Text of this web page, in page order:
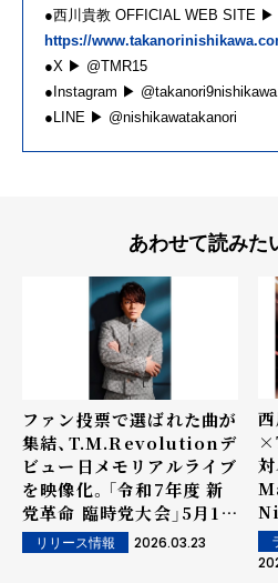
●西川貴教 OFFICIAL WEB SITE ▶
https://
●X ▶ @TMR15
●Instagram ▶ @takanori9nishikawa
●LINE ▶ @nishikawatakanori
あわせて読みた
ファン投票で選ばれた曲が
集結、T.M.Revolutionデ
ビュー日メモリアルライブ
を映像化。「令和7年度 新
党革命 臨時党大会」5月13
日(水)リリース
リリース情報 2026.03.23